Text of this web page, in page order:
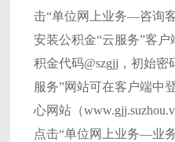
击“单位网上业务—咨询
安装公积金“云服务”客
积金代码@szgjj，初始密
服务”网站可在客户端中
心网站（
点击“单位网上业务—业